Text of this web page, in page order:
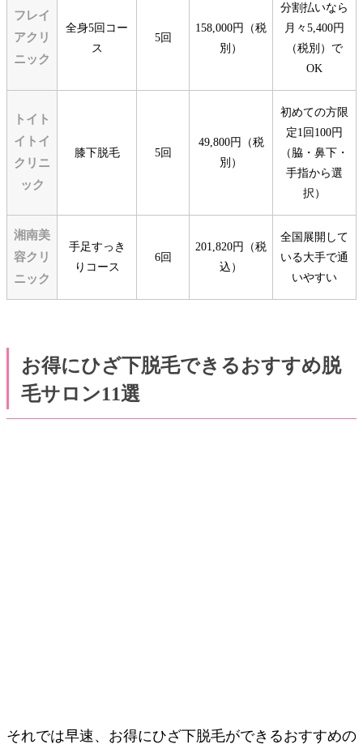
フレイ
アクリ
ニック
全身5回コー
ス
5回
158,000円（税
別）
分割払いなら
月々5,400円
（税別）で
OK
トイト
イトイ
クリニ
ック
膝下脱毛 5回
49,800円（税
別）
初めての方限
定1回100円
（脇・鼻下・
手指から選
択）
湘南美
容クリ
ニック
手足すっき
りコース
6回
201,820円（税
込）
全国展開して
いる大手で通
いやすい
お得にひざ下脱毛できるおすすめ脱
毛サロン11選
それでは早速、お得にひざ下脱毛ができるおすすめの